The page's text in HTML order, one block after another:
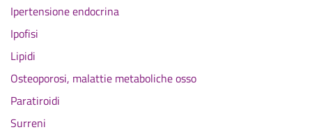
Ipertensione endocrina
Ipofisi
Lipidi
Osteoporosi, malattie metaboliche osso
Paratiroidi
Surreni